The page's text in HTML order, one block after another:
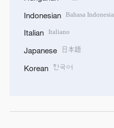
Indonesian Bahasa Indonesia
Italian Italiano
Japanese 日本語
Korean 한국어